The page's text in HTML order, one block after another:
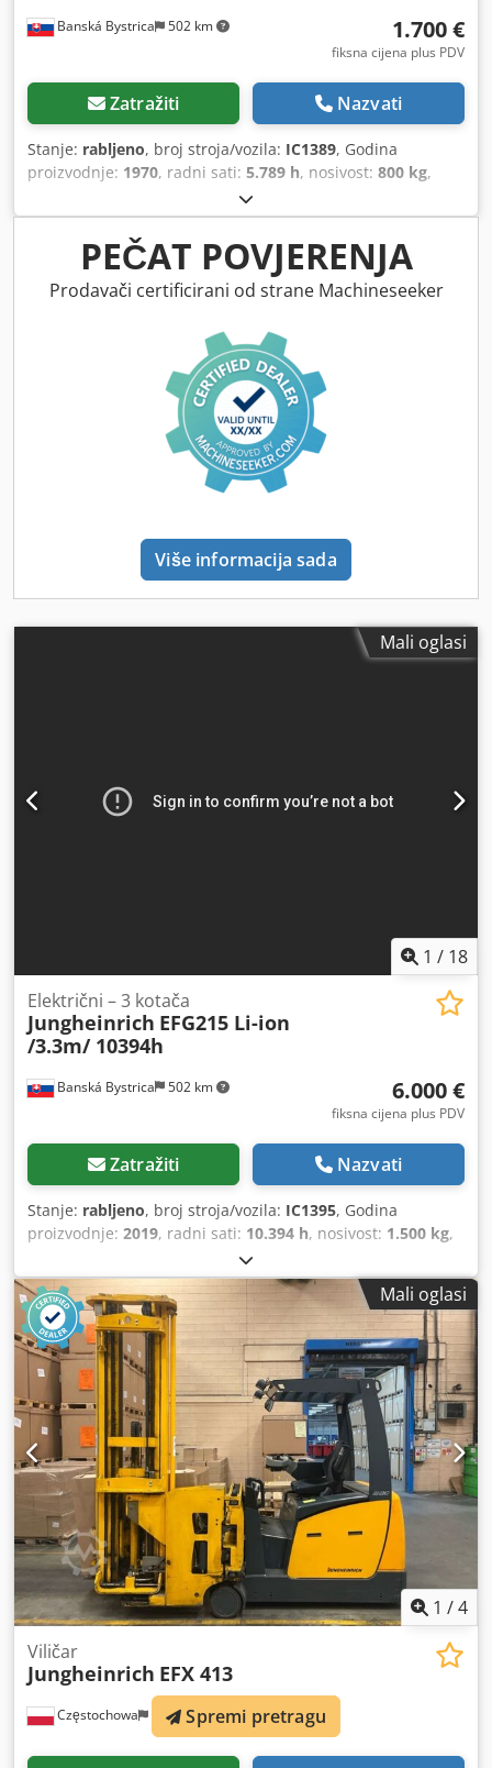
Banská Bystrica 502 km 1.700 €
fiksna cijena plus PDV
Zatražiti Nazvati
Stanje: rabljeno, broj stroja/vozila: IC1389, Godina
proizvodnje: 1970, radni sati: 5.789 h, nosivost: 800 kg,
, vrsta goriva:
jarbola:simpleks, 5159700 Dodpoy Tr Rujfx Aqgekr Serijski
broj: 21502PEČAT POVJERENJA
Prodavači certificirani od strane Machineseeker
Više informacija sada
Mali oglasi
1 / 18
Banská Bystrica 502 km
Električni – 3 kotača
Jungheinrich EFG215 Li-ion
/3.3m/ 10394h
6.000 €
fiksna cijena plus PDV
Zatražiti Nazvati
Stanje: rabljeno, broj stroja/vozila: IC1395, Godina
proizvodnje: 2019, radni sati: 10.394 h, nosivost: 1.500 kg,
, vrsta goriva:
jarbola:simpleks, građevinska visina:2.210 mm, napon
baterije:48 V, 5153731 Dedpfxjy Rwcdo Aqgskr Serijski
broj: FN611162 Podaci o bateriji: 48 V, 460 Ah Moguća
međunarodna isporuka.
Mali oglasi
1 /4
Częstochowa 699 km
Viličar
Jungheinrich EFX 413
Spremi pretragu